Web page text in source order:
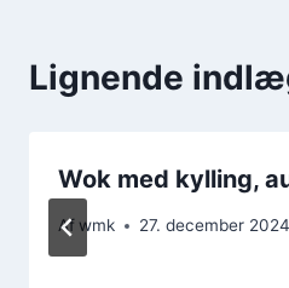
Lignende
Wok med kylling,
Af wmk 27. december 2024